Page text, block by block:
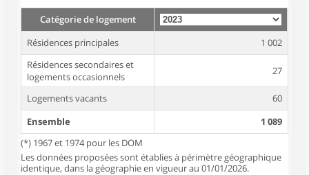
Catégorie de logement
Résidences principales
1 002
Résidences secondaires et
logements occasionnels
27
Logements vacants
60
Ensemble
1 089
(*) 1967 et 1974 pour les DOM
Les données proposées sont établies à périmètre géographique
identique, dans la géographie en vigueur au 01/01/2026.